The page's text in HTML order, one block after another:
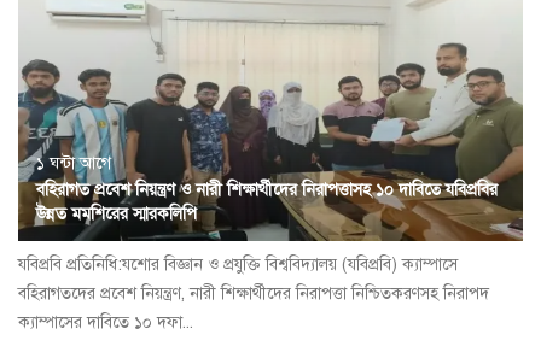
১ ঘন্টা আগে
বহিরাগত প্রবেশ নিয়ন্ত্রণ ও নারী শিক্ষার্থীদের নিরাপত্তাসহ ১০ দাবিতে যবিপ্রবির
উন্নত মমশিরের স্মারকলিপি
যবিপ্রবি প্রতিনিধি:যশোর বিজ্ঞান ও প্রযুক্তি বিশ্ববিদ্যালয় (যবিপ্রবি) ক্যাম্পাসে
বহিরাগতদের প্রবেশ নিয়ন্ত্রণ, নারী শিক্ষার্থীদের নিরাপত্তা নিশ্চিতকরণসহ নিরাপদ
ক্যাম্পাসের দাবিতে ১০ দফা...